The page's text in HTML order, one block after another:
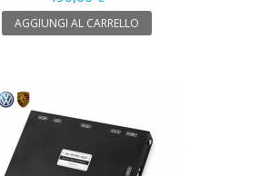
AGGIUNGI AL CARRELLO